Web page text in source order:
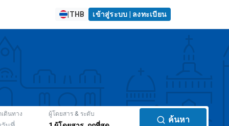
THB เข้าสู่ระบบ | ลงทะเบียน
ดินทาง ผู้โดยสาร & ระดับ
ค้นหา